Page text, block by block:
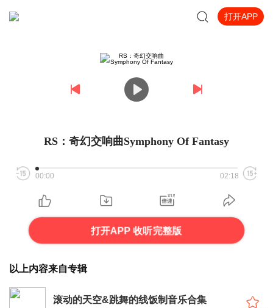
打开APP
RS：奇幻交响曲Symphony Of Fantasy
00:00 02:18
打开APP 收听完整版
以上内容来自专辑
滚动的天空&跳舞的线饭制音乐合集